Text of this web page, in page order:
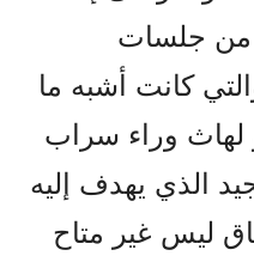
من جلسات
کانت أشبه ما
لهاث وراء سراب
الذي يهدف إليه
ليس غير متاح